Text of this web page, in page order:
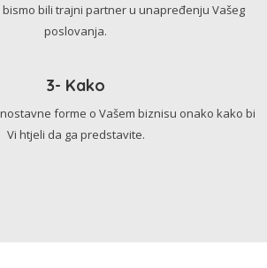
bili trajni partner u unapređenju Vašeg
poslovanja.
3- Kako
forme o Vašem biznisu onako kako bi
Vi htjeli da ga predstavite.